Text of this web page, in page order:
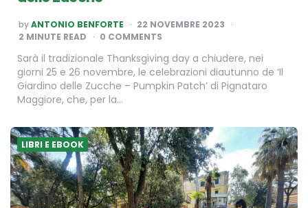
POSTED
BY
byANTONIO BENFORTE
22 NOVEMBRE 2023
2 MINUTE READ 0 COMMENTS
Sarà il tradizionale Thanksgiving day a chiudere, nei
giorni 25 e 26 novembre, le celebrazioni diautunno de ‘Il
Giardino delle Zucche – Pumpkin Patch’ di Pignataro
Maggiore, che, per la…
LIBRI E EBOOK